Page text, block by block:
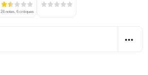
24 notes, 6 critiques